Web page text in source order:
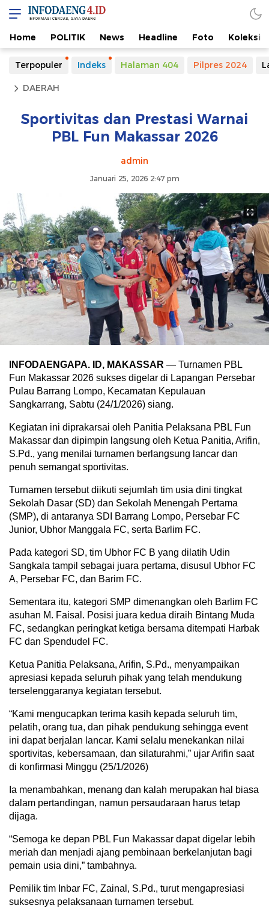
Home POLITIK News Headline Foto Koleksi
Terpopuler Indeks Halaman 404 Pilpres 2024
DAERAH
Sportivitas dan Prestasi Warnai
PBL Fun Makassar 2026
admin
Januari 25, 2026 2:47 pm
INFODAENGAPA. ID, MAKASSAR — Turnamen PBL
Fun Makassar 2026 sukses digelar di Lapangan Persebar
Pulau Barrang Lompo, Kecamatan Kepulauan
Sangkarrang, Sabtu (24/1/2026) siang.
Kegiatan ini diprakarsai oleh Panitia Pelaksana PBL Fun
Makassar dan dipimpin langsung oleh Ketua Panitia, Arifin,
S.Pd., yang menilai turnamen berlangsung lancar dan
penuh semangat sportivitas.
Turnamen tersebut diikuti sejumlah tim usia dini tingkat
Sekolah Dasar (SD) dan Sekolah Menengah Pertama
(SMP), di antaranya SDI Barrang Lompo, Persebar FC
Junior, Ubhor Manggala FC, serta Barlim FC.
Pada kategori SD, tim Ubhor FC B yang dilatih Udin
Sangkala tampil sebagai juara pertama, disusul Ubhor FC
A, Persebar FC, dan Barim FC.
Sementara itu, kategori SMP dimenangkan oleh Barlim FC
asuhan M. Faisal. Posisi juara kedua diraih Bintang Muda
FC, sedangkan peringkat ketiga bersama ditempati Harbak
FC dan Spendudel FC.
Ketua Panitia Pelaksana, Arifin, S.Pd., menyampaikan
apresiasi kepada seluruh pihak yang telah mendukung
terselenggaranya kegiatan tersebut.
“Kami mengucapkan terima kasih kepada seluruh tim,
pelatih, orang tua, dan pihak pendukung sehingga event
ini dapat berjalan lancar. Kami selalu menekankan nilai
sportivitas, kebersamaan, dan silaturahmi,” ujar Arifin saat
di konfirmasi Minggu (25/1/2026)
Ia menambahkan, menang dan kalah merupakan hal biasa
dalam pertandingan, namun persaudaraan harus tetap
dijaga.
“Semoga ke depan PBL Fun Makassar dapat digelar lebih
meriah dan menjadi ajang pembinaan berkelanjutan bagi
pemain usia dini,” tambahnya.
Pemilik tim Inbar FC, Zainal, S.Pd., turut mengapresiasi
suksesnya pelaksanaan turnamen tersebut.